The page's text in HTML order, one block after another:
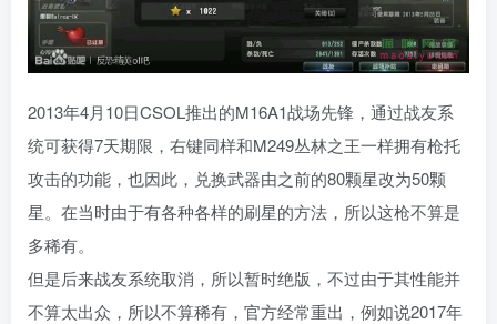
2013年4月10日CSOL推出的M16A1战场先锋，通过战友系
统可获得7天期限，右键同样和M249丛林之王一样拥有枪托
攻击的功能，也因此，兑换武器由之前的80颗星改为50颗
星。在当时由于有各种各样的刷星的方法，所以这枪不算是
多稀有。
但是后来战友系统取消，所以暂时绝版，不过由于其性能并
不算太出众，所以不算稀有，官方经常重出，例如说2017年